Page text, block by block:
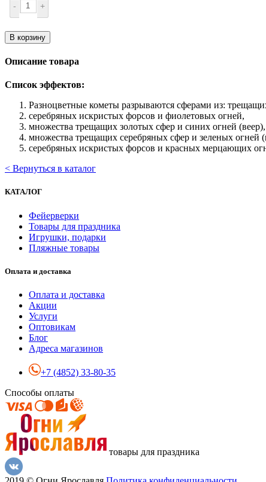
- +
В корзину
Описание товара
Список эффектов:
Разноцветные кометы разрываются сферами из:
серебряных искристых форсов и фиолетовых огней,
множества трещащих золотых сфер и синих огней (веер),
множества трещащих серебряных сфер и зеленых огней
серебряных искристых форсов и красных мерцающих
< Вернуться в каталог
КАТАЛОГ
Фейерверки
Товары для праздника
Игрушки, подарки
Пляжные товары
Оплата и доставка
Оплата и доставка
Акции
Услуги
Оптовикам
Блог
Адреса магазинов
+7 (4852) 33-80-35
Способы оплаты
товары для праздника